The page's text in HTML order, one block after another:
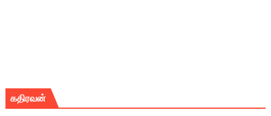
கதிரவன்